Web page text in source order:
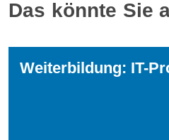
Das könnte Sie
Weiterbildung: IT-